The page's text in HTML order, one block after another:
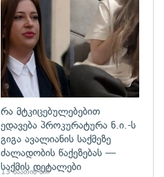
რა მტკიცებულებებით
ედავება პროკურატურა ნ.ი.-ს
გიგა ავალიანის საქმეზე
ძალადობის წაქეზებას —
საქმის დეტალები
13 საათის წინ